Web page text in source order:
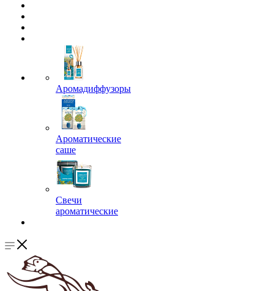
Аромадиффузоры
Ароматические
саше
Свечи
ароматические